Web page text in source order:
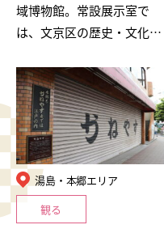
域博物館。常設展示室で
は、文京区の歴史・文化、
史跡などについて、展示資
料やコンピューターシステ
ムでわかりやす…
湯島・本郷エリア
観る